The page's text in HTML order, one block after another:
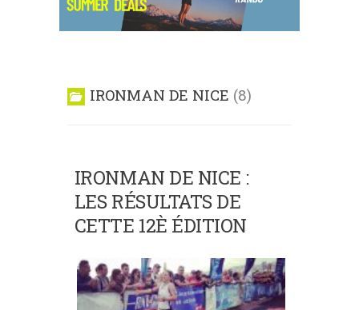
IRONMAN DE NICE 8
IRONMAN DE NICE :
LES RÉSULTATS DE
CETTE 12È ÉDITION